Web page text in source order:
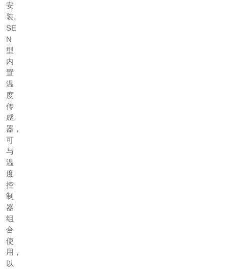
安
装。
SE
N
型
内
置
温
度
传
感
器，
可
与
温
度
控
制
器
组
合
使
用，
以